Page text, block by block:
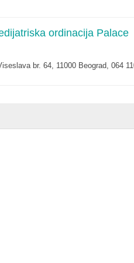
ordinacija Palace
br. 64, 11000 Beograd, 064